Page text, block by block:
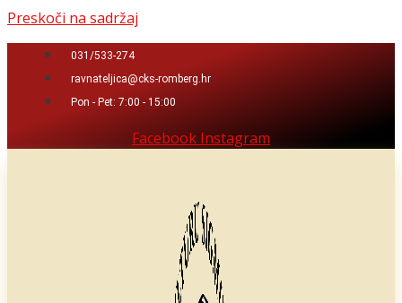
Preskoči na sadržaj
031/533-274
ravnateljica@cks-romberg.hr
Pon - Pet: 7:00 - 15:00
Facebook Instagram